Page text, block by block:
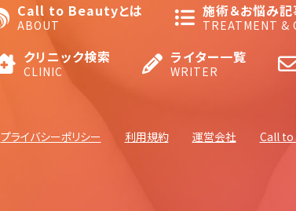
Call to Beautyとは
ABOUT
施術＆お悩み
TREATMENT &
クリニック検索
CLINIC
ライター一覧
WRITER
プライバシーポリシー 利用規約 運営会社 Call to